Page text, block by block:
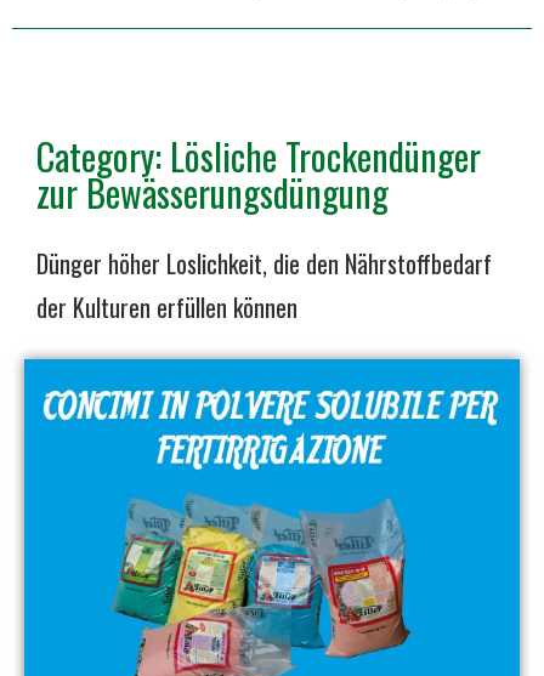
Category: Lösliche Trockendünger
zur Bewässerungsdüngung
Dünger höher Loslichkeit, die den Nährstoffbedarf
der Kulturen erfüllen können